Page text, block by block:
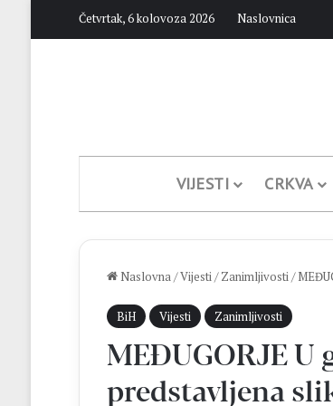
Četvrtak, 6 kolovoza 2026 Naslovnica
VIJESTI CRKVA
Naslovna/Vijesti/ Zanimljivosti/
BiH Vijesti Zanimljivosti
MEĐUGORJE U
predstavljena